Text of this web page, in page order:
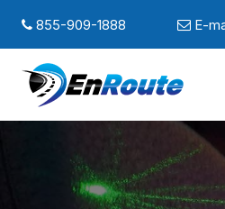
855-909-1888 E-